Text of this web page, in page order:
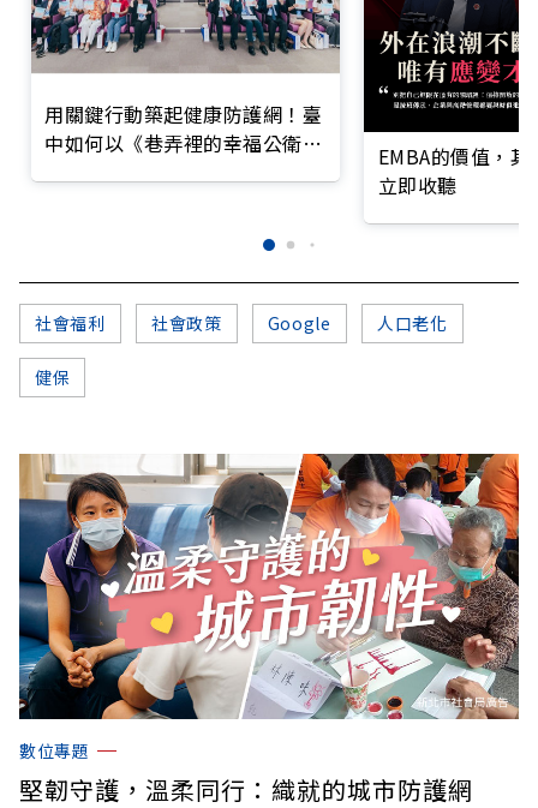
用關鍵行動築起健康防護網！臺
中如何以《巷弄裡的幸福公衛》
EMBA的價值，
立即收聽
社會福利 社會政策 Google 人口老化
健保
數位專題
堅韌守護，溫柔同行：織就的城市防護網